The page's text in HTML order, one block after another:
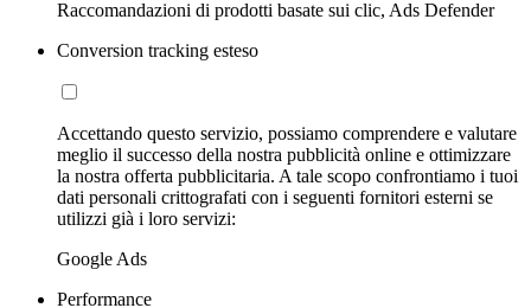
Raccomandazioni di prodotti basate sui clic, Ads Defender
Conversion tracking esteso
Accettando questo servizio, possiamo comprendere e valutare
meglio il successo della nostra pubblicità online e ottimizzare
la nostra offerta pubblicitaria. A tale scopo confrontiamo i tuoi
dati personali crittografati con i seguenti fornitori esterni se
utilizzi già i loro servizi:
Google Ads
Performance